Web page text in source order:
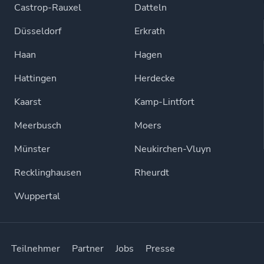
Castrop-Rauxel
Datteln
Düsseldorf
Erkrath
Haan
Hagen
Hattingen
Herdecke
Kaarst
Kamp-Lintfort
Meerbusch
Moers
Münster
Neukirchen-Vluyn
Recklinghausen
Rheurdt
Wuppertal
Teilnehmer Partner Jobs Presse